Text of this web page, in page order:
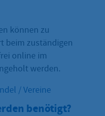
können zu
beim zuständigen
online im
werden.
/ Vereine
benötigt?